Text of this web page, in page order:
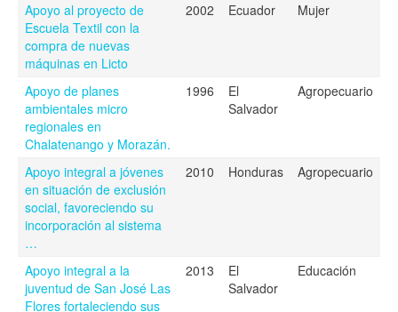
Apoyo al proyecto de
Escuela Textil con la
compra de nuevas
máquinas en Licto
2002 Ecuador Mujer
Apoyo de planes
ambientales micro
regionales en
Chalatenango y Morazán.
1996
El
Salvador
Agropecuario
Apoyo integral a jóvenes
en situación de exclusión
social, favoreciendo su
incorporación al sistema
…
2010 Honduras Agropecuario
Apoyo integral a la
juventud de San José Las
Flores fortaleciendo sus
2013
El
Salvador
Educación